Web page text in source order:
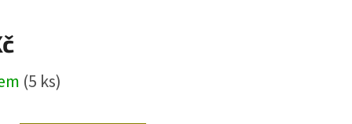
(5 ks)